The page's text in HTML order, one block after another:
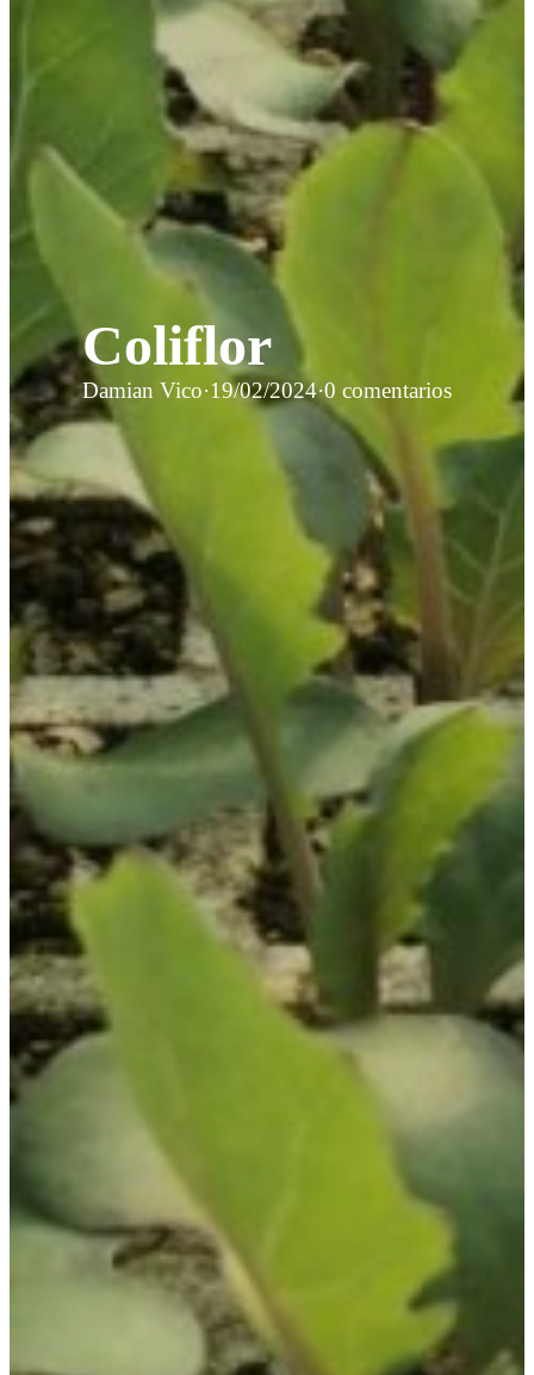
Coliflor
Damian Vico·19/02/2024·0 comentarios